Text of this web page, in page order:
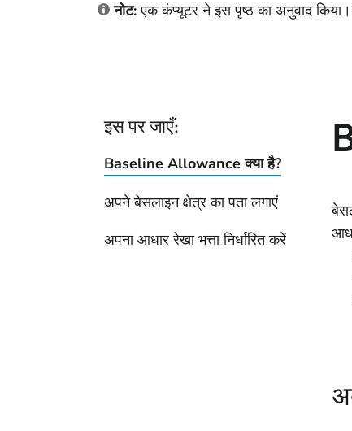
नोट:एक कंप्यूटर ने इस पृष्ठ का अनुवाद
इस पर जाएँ:
Baseline Allowance क्या है?
अपने बेसलाइन क्षेत्र का पता लगाएं
अपना आधार रेखा भत्ता निर्धारित करें